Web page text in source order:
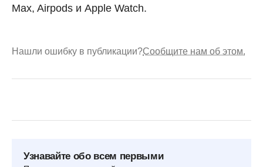
Max, Airpods и Apple Watch.
Нашли ошибку в публикации?Сообщите нам об этом.
Узнавайте обо всем первыми